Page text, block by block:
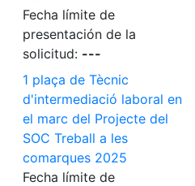
Fecha límite de
presentación de la
solicitud: ---
1 plaça de Tècnic
d'intermediació laboral en
el marc del Projecte del
SOC Treball a les
comarques 2025
Fecha límite de